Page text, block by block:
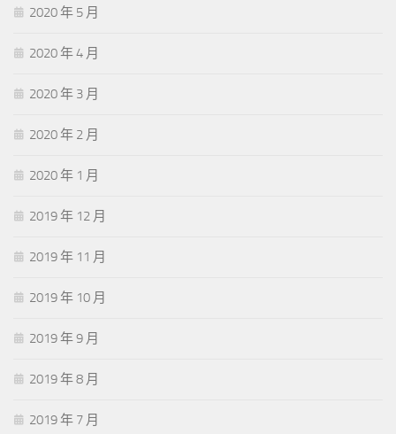
2020 年 5 月
2020 年 4 月
2020 年 3 月
2020 年 2 月
2020 年 1 月
2019 年 12 月
2019 年 11 月
2019 年 10 月
2019 年 9 月
2019 年 8 月
2019 年 7 月